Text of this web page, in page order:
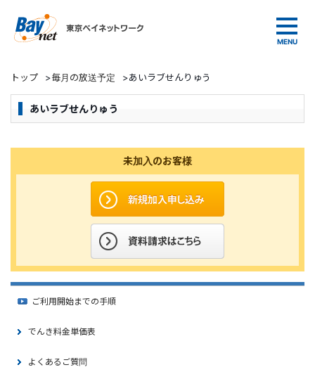
トップ >毎月の放送予定 >あいラブせんりゅう
あいラブせんりゅう
未加入のお客様
ご利用開始までの手順
でんき料金単価表
よくあるご質問